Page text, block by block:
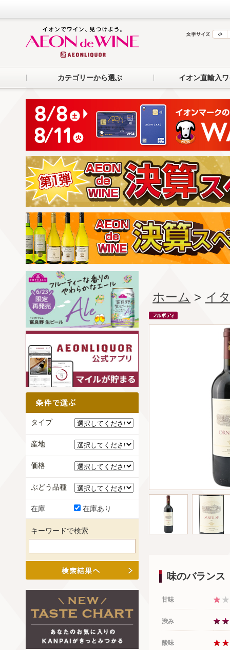
カテゴリーから選ぶ イオン直輸入
ホーム > イ
味のバランス
甘味
渋み
酸味
タイプ
産地
価格
ぶどう品種
在庫 在庫あり
キーワードで検索